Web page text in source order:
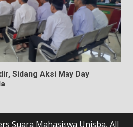
Sidang Aksi May Day
Suara Mahasiswa Unisba, All